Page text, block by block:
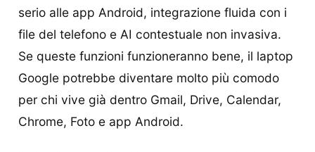
serio alle app Android, integrazione fluida con i
file del telefono e AI contestuale non invasiva.
Se queste funzioni funzioneranno bene, il laptop
Google potrebbe diventare molto più comodo
per chi vive già dentro Gmail, Drive, Calendar,
Chrome, Foto e app Android.